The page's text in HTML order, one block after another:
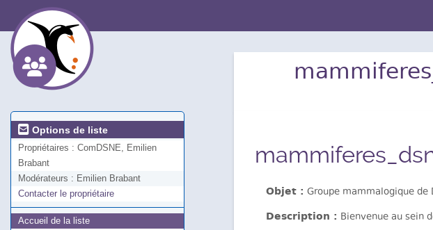
Options de liste
Propriétaires : ComDSNE, Emilien
Brabant
Modérateurs : Emilien Brabant
Contacter le propriétaire
Accueil de la liste
Objet : Groupe mammalogique de
Description : Bienvenue au sein